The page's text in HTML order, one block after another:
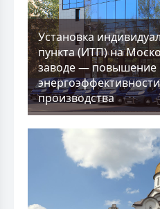
Установка
пункта (ИТП) на
заводе — повышение
производства